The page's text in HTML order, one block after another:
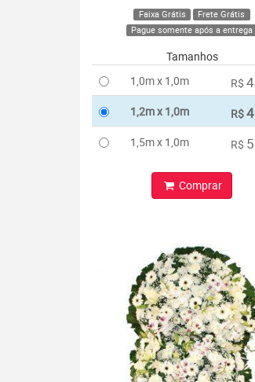
Faixa Grátis
Frete Grátis
Pague somente após a entrega
Tamanhos
1,0m x 1,0m
R$
1,2m x 1,0m R$
1,5m x 1,0m R$
Comprar